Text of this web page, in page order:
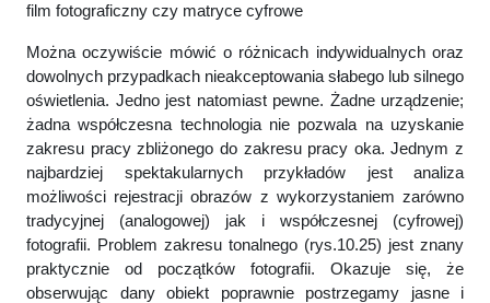
film fotograficzny czy matryce cyfrowe
Można oczywiście mówić o różnicach indywidualnych oraz
dowolnych przypadkach nieakceptowania słabego lub silnego
oświetlenia. Jedno jest natomiast pewne. Żadne urządzenie;
żadna współczesna technologia nie pozwala na uzyskanie
zakresu pracy zbliżonego do zakresu pracy oka. Jednym z
najbardziej spektakularnych przykładów jest analiza
możliwości rejestracji obrazów z wykorzystaniem zarówno
tradycyjnej (analogowej) jak i współczesnej (cyfrowej)
fotografii. Problem zakresu tonalnego (rys.10.25) jest znany
praktycznie od początków fotografii. Okazuje się, że
obserwując dany obiekt poprawnie postrzegamy jasne i